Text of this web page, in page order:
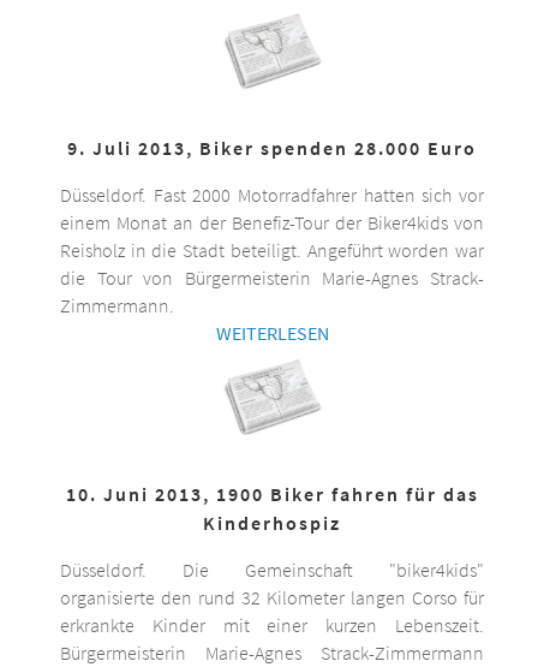
9. Juli 2013, Biker spenden 28.000 Euro
Düsseldorf. Fast 2000 Motorradfahrer hatten sich vor
einem Monat an der Benefiz-Tour der Biker4kids von
Reisholz in die Stadt beteiligt. Angeführt worden war
die Tour von Bürgermeisterin Marie-Agnes Strack-
Zimmermann.
WEITERLESEN
10. Juni 2013, 1900 Biker fahren für das
Kinderhospiz
Düsseldorf. Die Gemeinschaft "biker4kids"
organisierte den rund 32 Kilometer langen Corso für
erkrankte Kinder mit einer kurzen Lebenszeit.
Bürgermeisterin Marie-Agnes Strack-Zimmermann